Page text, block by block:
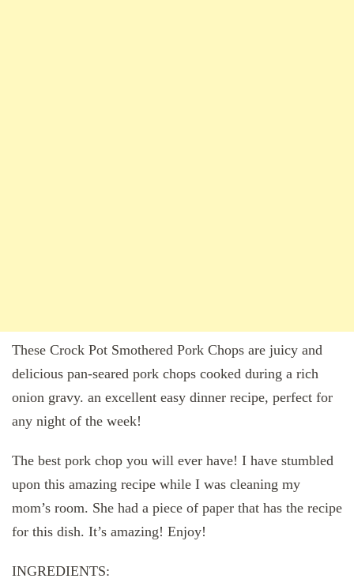
These Crock Pot Smothered Pork Chops are juicy and
delicious pan-seared pork chops cooked during a rich
onion gravy. an excellent easy dinner recipe, perfect for
any night of the week!
The best pork chop you will ever have! I have stumbled
upon this amazing recipe while I was cleaning my
mom’s room. She had a piece of paper that has the recipe
for this dish. It’s amazing! Enjoy!
INGREDIENTS: